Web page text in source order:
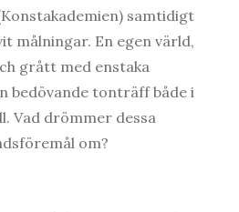
samtidigt
målningar. En egen värld,
grått med enstaka
bedövande tonträff både i
Vad drömmer dessa
om?